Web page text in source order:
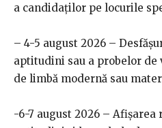
a candidaților pe locurile
– 4-5 august 2026 –
aptitudini sau a probelor
de limbă modernă sau
-6-7 august 2026 –